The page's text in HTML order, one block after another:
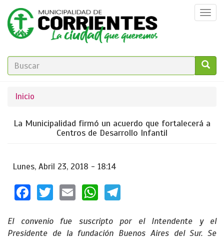
Pasar
contenido
principal
FORMULARIO
BÚSQUEDA
Se
encuentra
usted
Inicio
La Municipalidad firmó un acuerdo que fortalecerá a
Centros de Desarrollo Infantil
Lunes, Abril 23, 2018 - 18:14
Facebook
TwitterEmailWhatsApp
El convenio fue suscripto por el Intendente y el
Presidente de la fundación Buenos Aires del Sur. Se